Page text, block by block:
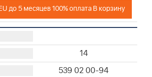
до 5 месяцев 100% оплата В корзину
14
539 02 00-94